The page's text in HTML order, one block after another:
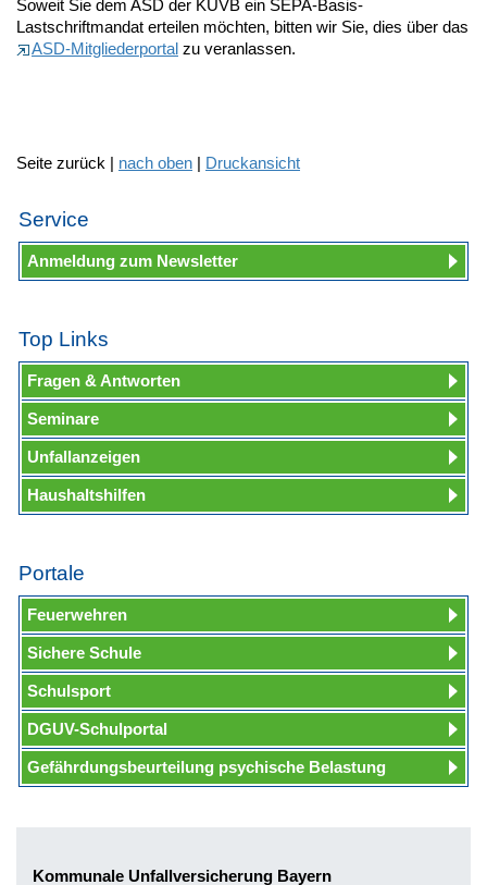
Soweit Sie dem ASD der KUVB ein SEPA-Basis-
Lastschriftmandat erteilen möchten, bitten wir Sie, dies über das
ASD-Mitgliederportal zu veranlassen.
Seite zurück | nach oben | Druckansicht
Service
Anmeldung zum Newsletter
Top Links
Fragen & Antworten
Seminare
Unfallanzeigen
Haushaltshilfen
Portale
Feuerwehren
Sichere Schule
Schulsport
DGUV-Schulportal
Gefährdungsbeurteilung psychische Belastung
Kommunale Unfallversicherung Bayern